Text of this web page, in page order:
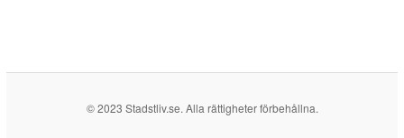
© 2023 Stadstliv.se. Alla rättigheter förbehållna.